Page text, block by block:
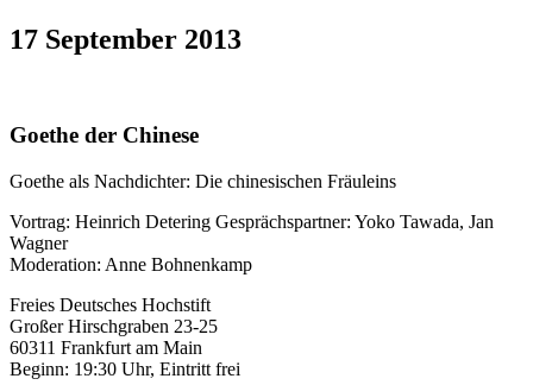
17 September 2013
Goethe der Chinese
Goethe als Nachdichter: Die chinesischen Fräuleins
Vortrag: Heinrich Detering Gesprächspartner: Yoko Tawada, Jan
Wagner
Moderation: Anne Bohnenkamp
Freies Deutsches Hochstift
Großer Hirschgraben 23-25
60311 Frankfurt am Main
Beginn: 19:30 Uhr, Eintritt frei